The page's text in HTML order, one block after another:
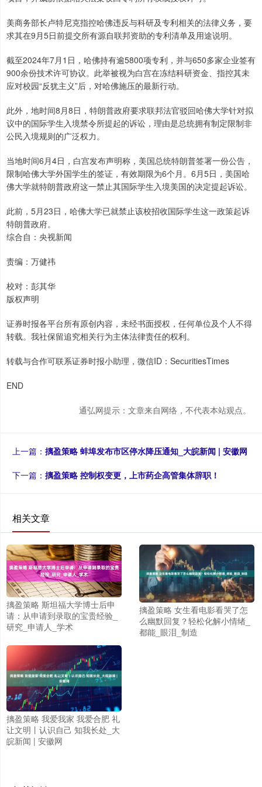
美商务部长卢特尼克指控哈佛违反与科研及专利相关的法律义务，要
求其在9月5日前提交所有源自联邦资助的专利清单及用途说明。
截至2024年7月1日，哈佛持有逾5800项专利，并与650多家企业签有
900余份技术许可协议。此举被视为白宫在冻结科研资金、指控其未
应对校园“反犹主义”后，对哈佛施压的最新行动。
此外，地时间8月8日，特朗普政府要求联邦法官驳回哈佛大学针对拟
议中的国际学生入境禁令所提起的诉讼，理由是总统拥有制定限制非
公民入境规则的广泛权力。
当地时间6月4日，白宫发布声明称，美国总统特朗普签署一份公告，
限制哈佛大学外国学生的签证，有效期限为6个月。6月5日，美国哈
佛大学就特朗普政府这一禁止其国际学生入境美国的决定提起诉讼。
此前，5月23日，哈佛大学已就禁止该校招收国际学生这一政策起诉
特朗普政府。
综合自：央视新闻
责编：万健祎
校对：彭其华
版权声明
证券时报各平台所有原创内容，未经书面授权，任何单位及个人不得
转载。我社保留追究相关行为主体法律责任的权利。
转载与合作可联系证券时报小助理，微信ID：SecuritiesTimes
END
通弘网提示：文章来自网络，不代表本站观点。
上一篇： 摛盈策略 蚌埠发布市区停水降压通知_大皖新闻 | 安徽网
下一篇： 摛盈策略 控制权变更，上市药企高管集体辞职！
相关文章
摛盈策略 斯坦福大学博士后申
请：从申请到录取的宝贵经验_
研究_申请人_学术
摛盈策略 女生看电影看哭了怎
么幽默回复？轻松化解小情绪_
都能_眼泪_制造
摛盈策略 我爱我家 我爱合肥 礼
让文明丨认识自己 知我长处_大
皖新闻 | 安徽网